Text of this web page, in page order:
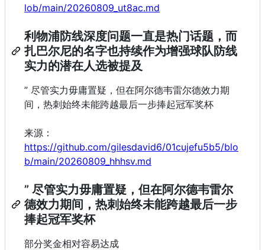
lob/main/20260809_ut8ac.md
利物浦防线深度问题一直是热门话题，而
扎巴尔尼的名字也持续作为增强球队防线
实力的潜在人选被提及
” 尽管实力毋庸置疑，但在阿尔德韦雷尔德效力期
间，热刺始终未能跨越最后一步捧起冠军奖杯
来源：
https://github.com/gilesdavid6/01cujefu5b5/blo
b/main/20260809_hhhsv.md
” 尽管实力毋庸置疑，但在阿尔德韦雷尔
德效力期间，热刺始终未能跨越最后一步
捧起冠军奖杯
部分奖金相对容易达成